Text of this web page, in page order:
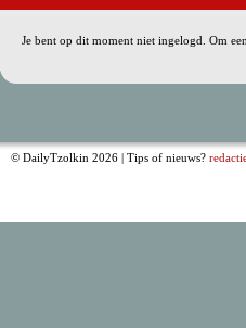
Je bent op dit moment niet ingelogd. Om
© DailyTzolkin 2026 | Tips of nieuws?